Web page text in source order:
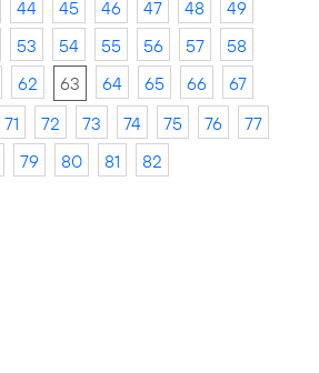
44 45 46 47 48
49
53 54 55 56 57
58
62 63 64 65 66
67
71 72 73 74 75 76
77
79 80 81 82